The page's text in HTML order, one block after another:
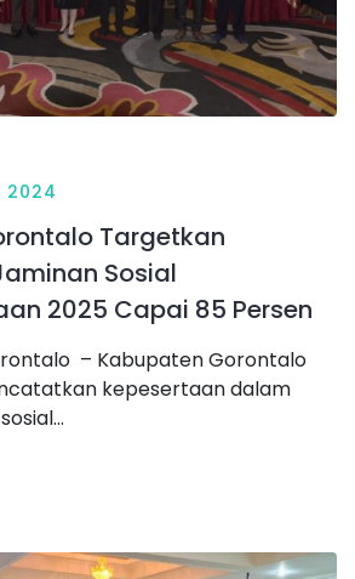
2024
Targetkan
Sosial
2025 Capai 85 Persen
– Kabupaten Gorontalo
kepesertaan dalam